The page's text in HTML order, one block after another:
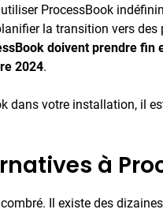
ProcessBook
la transition vers des
doivent prendre fin
2024.
dans votre installation, il
à
Il existe des